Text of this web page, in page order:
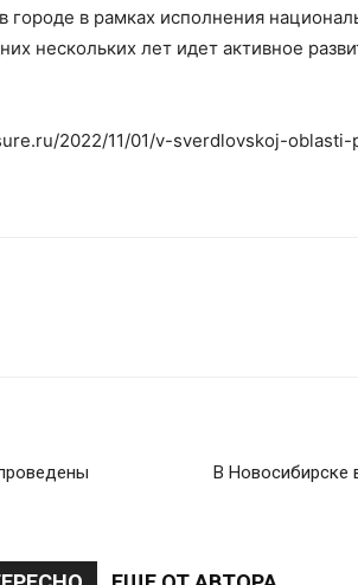
городе в рамках исполнения
нескольких лет идет активное
2022/11/01/v-sverdlovskoj-
В Новосибирске